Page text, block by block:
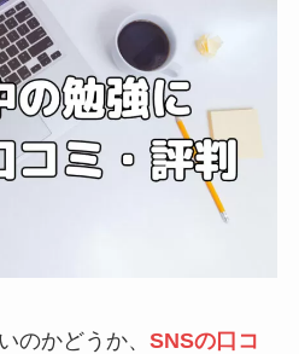
のかどうか、 SNSの口コ